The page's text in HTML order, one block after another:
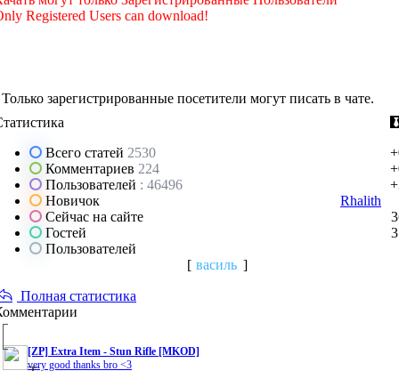
Registered Users can download!
Только зарегистрированные посетители могут писать в чате.
Всего статей 2530
Комментариев 224
Пользователей : 46496
Новичок
Rhalith
Сейчас на сайте
Гостей
Пользователей
[ василь ]
Полная статистика
[ZP] Extra Item - Stun Rifle [MKOD]
very good thanks bro <3